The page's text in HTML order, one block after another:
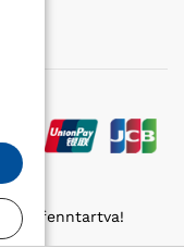
jog fenntartva!